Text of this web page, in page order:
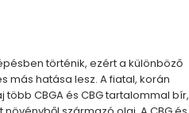
történik, ezért a különböző
más hatása lesz. A fiatal, korán
CBGA és CBG tartalommal bír,